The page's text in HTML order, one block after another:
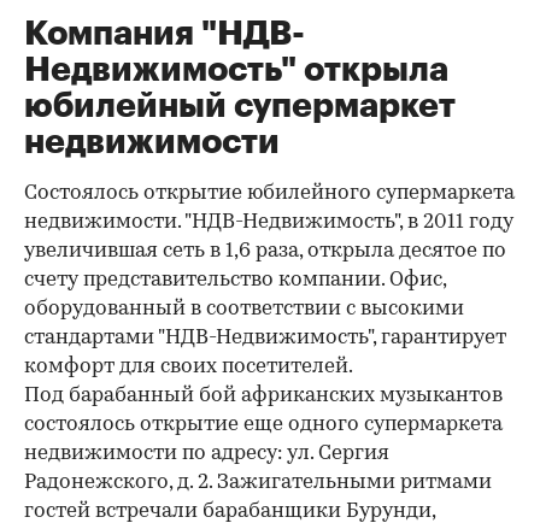
Компания "НДВ-
Недвижимость" открыла
юбилейный супермаркет
недвижимости
Состоялось открытие юбилейного супермаркета
недвижимости. "НДВ-Недвижимость", в 2011 году
увеличившая сеть в 1,6 раза, открыла десятое по
счету представительство компании. Офис,
оборудованный в соответствии с высокими
стандартами "НДВ-Недвижимость", гарантирует
комфорт для своих посетителей.
Под барабанный бой африканских музыкантов
состоялось открытие еще одного супермаркета
недвижимости по адресу: ул. Сергия
Радонежского, д. 2. Зажигательными ритмами
гостей встречали барабанщики Бурунди,